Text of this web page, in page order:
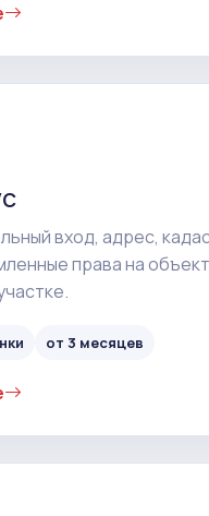
вход, адрес,
права на
от 3 месяцев